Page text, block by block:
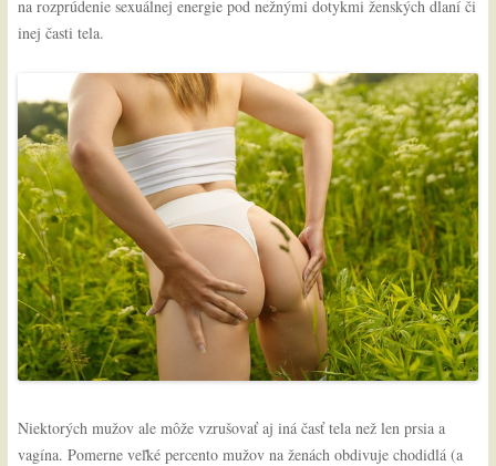
na rozprúdenie sexuálnej energie pod nežnými dotykmi ženských dlaní či
inej časti tela.
Niektorých mužov ale môže vzrušovať aj iná časť tela než len prsia a
vagína. Pomerne veľké percento mužov na ženách obdivuje chodidlá (a